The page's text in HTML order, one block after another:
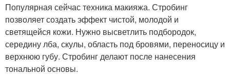
Популярная сейчас техника макияжа. Стробинг
позволяет создать эффект чистой, молодой и
светящейся кожи. Нужно высветлить подбородок,
середину лба, скулы, область под бровями, переносицу и
верхнюю губу. Стробинг делают после нанесения
тональной основы.